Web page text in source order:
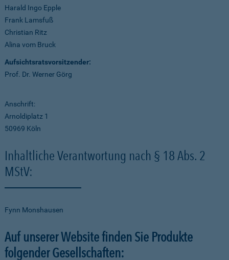
Harald Ingo Epple
Frank Lamsfuß
Christian Ritz
Alina vom Bruck
Aufsichtsratsvorsitzender:
Prof. Dr. Werner Görg
Anschrift:
Arnoldiplatz 1
50969 Köln
Inhaltliche Verantwortung nach § 18 Abs. 2
MStV:
Fynn Monshausen
Auf unserer Website finden Sie Produkte
folgender Gesellschaften: